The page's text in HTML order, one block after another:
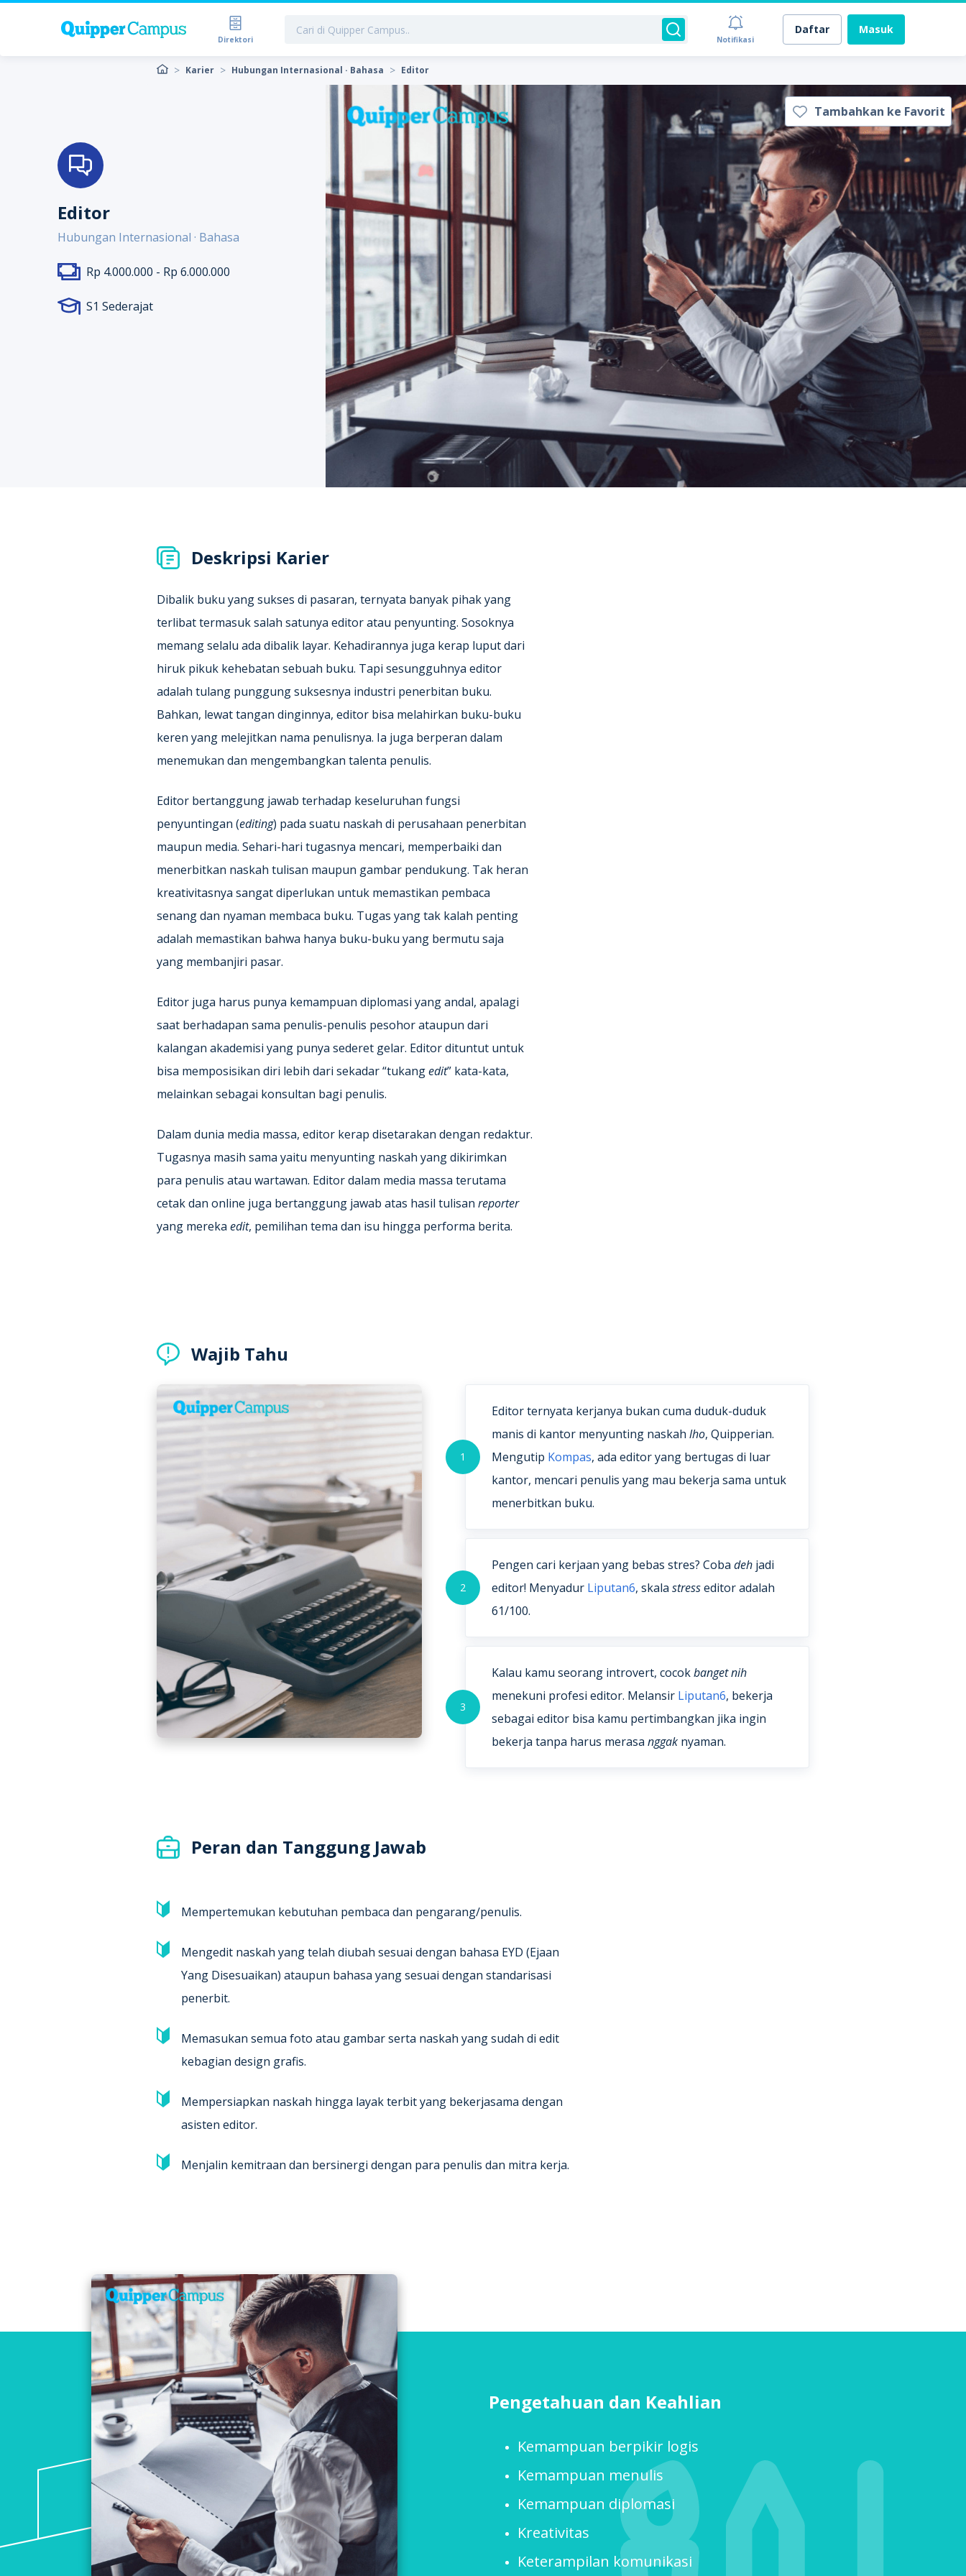
Direktori Notifikasi
Daftar Masuk
Karier Hubungan Internasional · Bahasa Editor
Tambahkan ke Favorit
Editor
Hubungan Internasional · Bahasa
Rp 4.000.000 - Rp 6.000.000
S1 Sederajat
Deskripsi Karier
Dibalik buku yang sukses di pasaran, ternyata banyak pihak yang
terlibat termasuk salah satunya editor atau penyunting. Sosoknya
memang selalu ada dibalik layar. Kehadirannya juga kerap luput dari
hiruk pikuk kehebatan sebuah buku. Tapi sesungguhnya editor
adalah tulang punggung suksesnya industri penerbitan buku.
Bahkan, lewat tangan dinginnya, editor bisa melahirkan buku-buku
keren yang melejitkan nama penulisnya. Ia juga berperan dalam
menemukan dan mengembangkan talenta penulis.
Editor bertanggung jawab terhadap keseluruhan fungsi
penyuntingan (editing) pada suatu naskah di perusahaan penerbitan
maupun media. Sehari-hari tugasnya mencari, memperbaiki dan
menerbitkan naskah tulisan maupun gambar pendukung. Tak heran
kreativitasnya sangat diperlukan untuk memastikan pembaca
senang dan nyaman membaca buku. Tugas yang tak kalah penting
adalah memastikan bahwa hanya buku-buku yang bermutu saja
yang membanjiri pasar.
Editor juga harus punya kemampuan diplomasi yang andal, apalagi
saat berhadapan sama penulis-penulis pesohor ataupun dari
kalangan akademisi yang punya sederet gelar. Editor dituntut untuk
bisa memposisikan diri lebih dari sekadar “tukangedit” kata-kata,
melainkan sebagai konsultan bagi penulis.
Dalam dunia media massa, editor kerap disetarakan dengan redaktur.
Tugasnya masih sama yaitu menyunting naskah yang dikirimkan
para penulis atau wartawan. Editor dalam media massa terutama
cetak dan online juga bertanggung jawab atas hasil tulisan reporter
yang mereka edit, pemilihan tema dan isu hingga performa berita.
Wajib Tahu
1
Editor ternyata kerjanya bukan cuma duduk-duduk
manis di kantor menyunting naskah lho, Quipperian.
Mengutip Kompas, ada editor yang bertugas di luar
kantor, mencari penulis yang mau bekerja sama untuk
menerbitkan buku.
2
Pengen cari kerjaan yang bebas stres? Coba dehjadi
editor! Menyadur Liputan6, skala stresseditor adalah
61/100.
3
Kalau kamu seorang introvert, cocokbanget nih
menekuni profesi editor. Melansir Liputan6, bekerja
sebagai editor bisa kamu pertimbangkan jika ingin
bekerja tanpa harus merasa nggaknyaman.
Peran dan Tanggung Jawab
Mempertemukan kebutuhan pembaca dan pengarang/penulis.
Mengedit naskah yang telah diubah sesuai dengan bahasa EYD (Ejaan
Yang Disesuaikan) ataupun bahasa yang sesuai dengan standarisasi
penerbit.
Memasukan semua foto atau gambar serta naskah yang sudah di edit
kebagian design grafis.
Mempersiapkan naskah hingga layak terbit yang bekerjasama dengan
asisten editor.
Menjalin kemitraan dan bersinergi dengan para penulis dan mitra kerja.
Pengetahuan dan Keahlian
Kemampuan berpikir logis
Kemampuan menulis
Kemampuan diplomasi
Kreativitas
Keterampilan komunikasi